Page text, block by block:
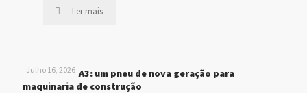
Ler mais
Julho 16, 2026
MICHELIN XHA3: um pneu de nova geração para
maquinaria de construção